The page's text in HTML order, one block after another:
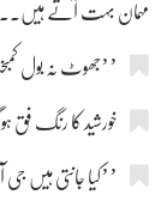
مہمان بہت آتے
’’جھوٹ نہ بول
خورشید کا رنگ فق ہو
’’کیا جانتی